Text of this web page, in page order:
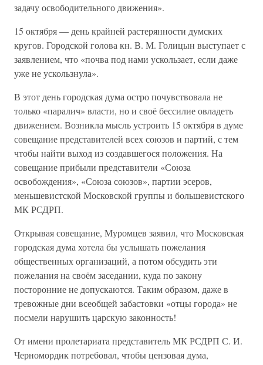
задачу освободительного движения».
15 октября — день крайней растерянности думских
кругов. Городской голова кн. В. М. Голицын выступает с
заявлением, что «почва под нами ускользает, если даже
уже не ускользнула».
В этот день городская дума остро почувствовала не
только «паралич» власти, но и своё бессилие овладеть
движением. Возникла мысль устроить 15 октября в думе
совещание представителей всех союзов и партий, с тем
чтобы найти выход из создавшегося положения. На
совещание прибыли представители «Союза
освобождения», «Союза союзов», партии эсеров,
меньшевистской Московской группы и большевистского
МК РСДРП.
Открывая совещание, Муромцев заявил, что Московская
городская дума хотела бы услышать пожелания
общественных организаций, а потом обсудить эти
пожелания на своём заседании, куда по закону
посторонние не допускаются. Таким образом, даже в
тревожные дни всеобщей забастовки «отцы города» не
посмели нарушить царскую законность!
От имени пролетариата представитель МК РСДРП С. И.
Черномордик потребовал, чтобы цензовая дума,